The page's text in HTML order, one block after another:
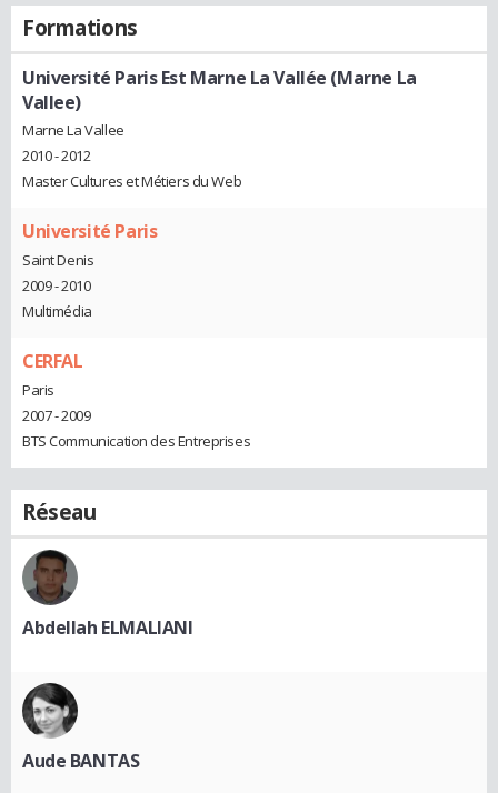
Formations
Université Paris Est Marne La Vallée (Marne La
Vallee)
Marne La Vallee
2010 - 2012
Master Cultures et Métiers du Web
Université Paris
Saint Denis
2009 - 2010
Multimédia
CERFAL
Paris
2007 - 2009
BTS Communication des Entreprises
Réseau
Abdellah ELMALIANI
Aude BANTAS